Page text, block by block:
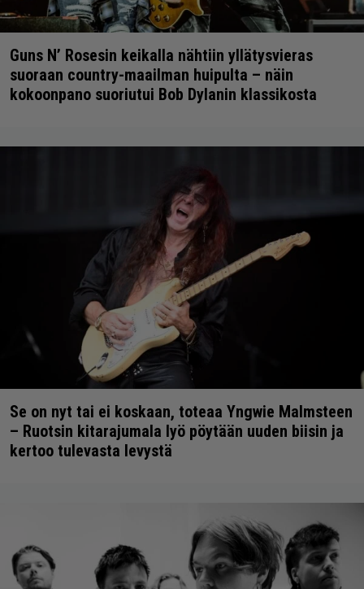
Guns N’ Rosesin keikalla nähtiin yllätysvieras
suoraan country-maailman huipulta – näin
kokoonpano suoriutui Bob Dylanin klassikosta
Se on nyt tai ei koskaan, toteaa Yngwie Malmsteen
– Ruotsin kitarajumala lyö pöytään uuden biisin ja
kertoo tulevasta levystä